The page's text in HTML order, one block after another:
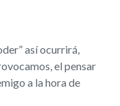
así ocurrirá,
el pensar
a la hora de